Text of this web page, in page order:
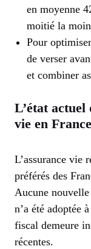
en moyenne
moitié la
Pour
de verser
et combiner
L’état actuel
vie en France
L’assurance vie
préférés des
Aucune
n’a été adoptée
fiscal demeure
récentes.